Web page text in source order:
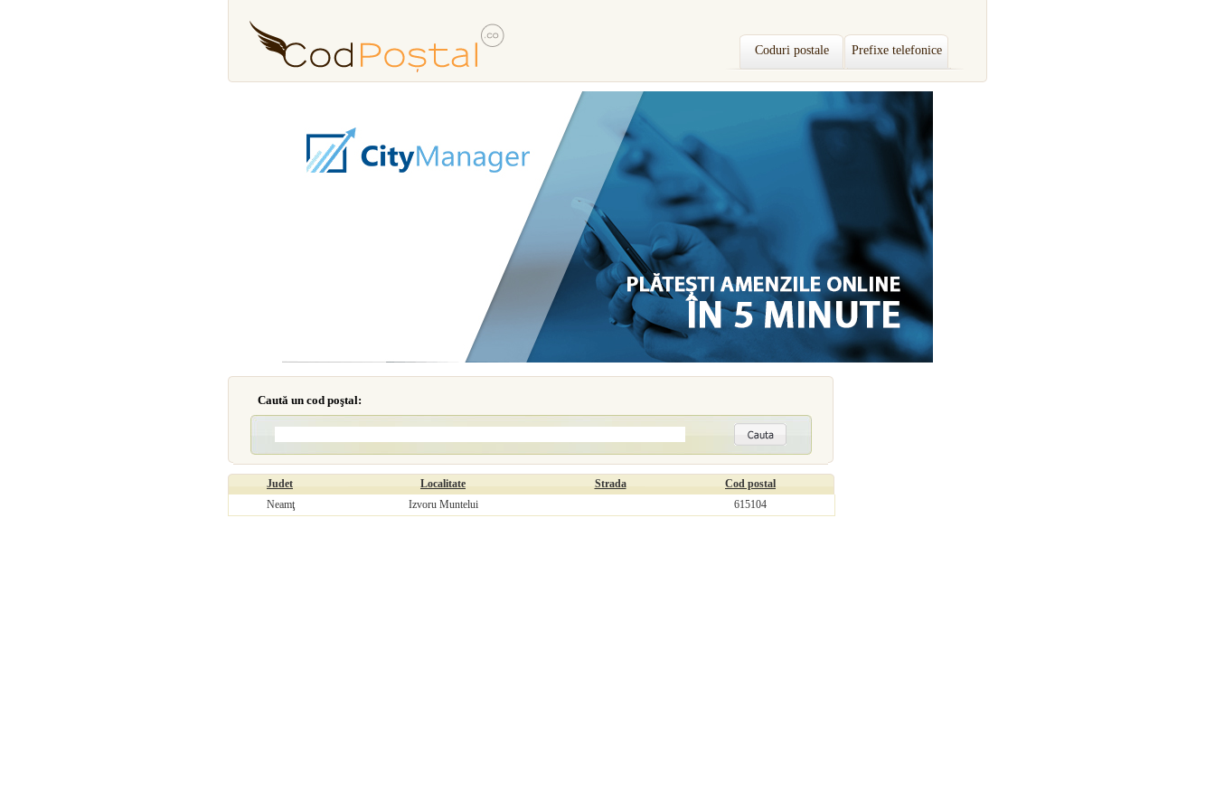
Coduri postale Prefixe telefonice
Caută un cod poştal:
Judet Localitate Strada
Cod postal
Neamţ
Izvoru Muntelui 615104